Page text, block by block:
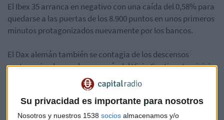
Su privacidad es importante para nosotros
Nosotros y nuestros 1538 socios almacenamos y/o
El Ibex 35 arranca en negativo con una caída del 0,58% para
quedarse a las puertas de los 8.900 puntos en unos primeros
minutos protagonizados nuevamente por los bancos.
El Dax alemán también se contagia de los descensos
protagonizados por los parqués del Viejo Continente e inicia
la sesión con una suave caída del 0,03% hasta rozar los
10.671 puntos. La Bolsa de Valores de Londres abrió hoy con
tendencia a la baja y su índice general FTSE-100 perdía 16,11
puntos, el 0,23 %, y se situaba en 6.895,29 enteros.